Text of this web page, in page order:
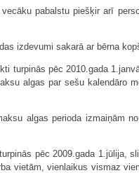
pabalstu piešķir arī
izdevumi sakarā ar bērna
turpinās pēc 2010.gada
algas par sešu kalendāro
algas perioda izmaiņām
pēc 2009.gada 1.jūlija,
vietām, vienlaikus vismaz